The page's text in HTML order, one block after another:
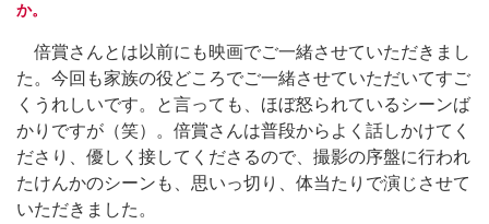
か。
倍賞さんとは以前にも映画でご一緒させていただきまし
た。今回も家族の役どころでご一緒させていただいてすご
くうれしいです。と言っても、ほぼ怒られているシーンば
かりですが（笑）。倍賞さんは普段からよく話しかけてく
ださり、優しく接してくださるので、撮影の序盤に行われ
たけんかのシーンも、思いっ切り、体当たりで演じさせて
いただきました。